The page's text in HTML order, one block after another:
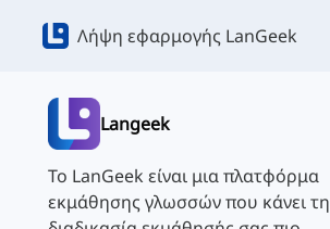
Λήψη εφαρμογής LanGeek
Langeek
Το LanGeek είναι μια πλατφόρμα
εκμάθησης γλωσσών που κάνει τη